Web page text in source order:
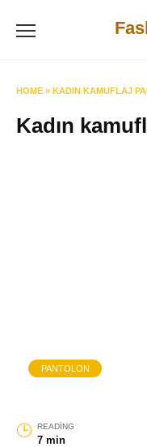
HOME » KADIN KAMUFLAJ
Kadın
PANTOLON
READING
7 min